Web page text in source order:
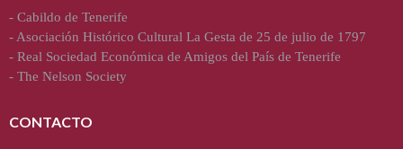
- Cabildo de Tenerife
- Asociación Histórico Cultural La Gesta de 25 de julio de 1797
- Real Sociedad Económica de Amigos del País de Tenerife
- The Nelson Society
CONTACTO